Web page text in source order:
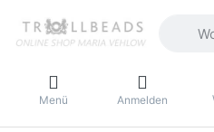
Menü Anmelden